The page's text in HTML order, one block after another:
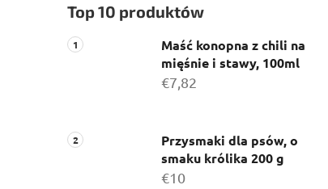
a
s
e
c
Top 10 produktów
Maść konopna z chili na
mięśnie i stawy, 100ml
€7,82
Przysmaki dla psów, o
smaku królika 200 g
€10